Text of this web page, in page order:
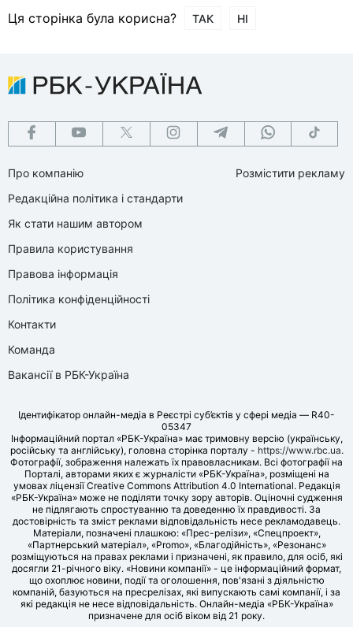
Ця сторінка була корисна? ТАК НІ
Про компанію
Редакційна політика і стандарти
Як стати нашим автором
Правила користування
Правова інформація
Політика конфіденційності
Контакти
Команда
Вакансії в РБК-Україна
Розмістити рекламу
Ідентифікатор онлайн-медіа в Реєстрі суб’єктів у сфері медіа — R40-
05347
Інформаційний портал «РБК-Україна» має тримовну версію (українську,
російську та англійську), головна сторінка порталу - https://www.rbc.ua.
Фотографії, зображення належать їх правовласникам. Всі фотографії на
Порталі, авторами яких є журналісти «РБК-Україна», розміщені на
умовах ліцензії Creative Commons Attribution 4.0 International. Редакція
«РБК-Україна» може не поділяти точку зору авторів. Оціночні судження
не підлягають спростуванню та доведенню їх правдивості. За
достовірність та зміст реклами відповідальність несе рекламодавець.
Матеріали, позначені плашкою: «Прес-релізи», «Спецпроект»,
«Партнерський матеріал», «Promo», «Благодійність», «Резонанс»
розміщуються на правах реклами і призначені, як правило, для осіб, які
досягли 21-річного віку. «Новини компанії» - це інформаційний формат,
що охоплює новини, події та оголошення, пов'язані з діяльністю
компаній, базуються на пресрелізах, які випускають самі компанії, і за
які редакція не несе відповідальність. Онлайн-медіа «РБК-Україна»
призначене для осіб віком від 21 року.